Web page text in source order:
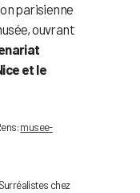
parisienne
ouvrant
et le
musee-
chez